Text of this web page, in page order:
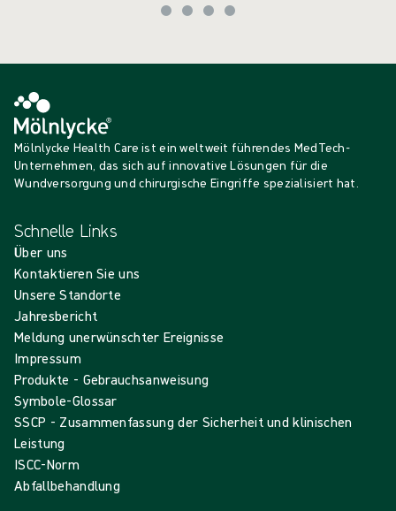
Mölnlycke Health Care ist ein weltweit führendes MedTech-
Unternehmen, das sich auf innovative Lösungen für die
Wundversorgung und chirurgische Eingriffe spezialisiert hat.
Schnelle Links
Über uns
Kontaktieren Sie uns
Unsere Standorte
Jahresbericht
Meldung unerwünschter Ereignisse
Impressum
Produkte - Gebrauchsanweisung
Symbole-Glossar
SSCP - Zusammenfassung der Sicherheit und klinischen
Leistung
ISCC-Norm
Abfallbehandlung